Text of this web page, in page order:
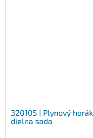
320105 | Plynový
dielna sada